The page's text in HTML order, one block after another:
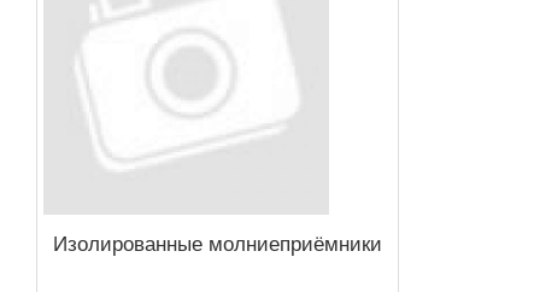
Изолированные молниеприёмники